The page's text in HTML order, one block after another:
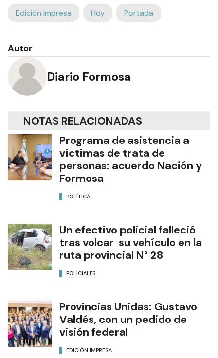
Edición Impresa Hoy Portada
Autor
Diario Formosa
NOTAS RELACIONADAS
Programa de asistencia a
víctimas de trata de
personas: acuerdo Nación y
Formosa
POLÍTICA
Un efectivo policial falleció
tras volcar su vehículo en la
ruta provincial N° 28
POLICIALES
Provincias Unidas: Gustavo
Valdés, con un pedido de
visión federal
EDICIÓN IMPRESA